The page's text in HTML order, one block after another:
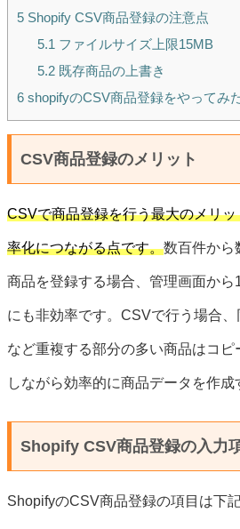
5 Shopify CSV商品登録の注意点
5.1 ファイルサイズ上限15MB
5.2既存商品の上書き
6 shopifyのCSV商品登録をやってみ
CSV商品登録のメリット
CSVで商品登録を行う最大のメリ
率化につながる点です。数百件から
商品を登録する場合、管理画面から
にも非効率です。CSVで行う場合
など重複する部分の多い商品はコピ
しながら効率的に商品データを作成
Shopify CSV商品登録の入力
ShopifyのCSV商品登録の項目は下